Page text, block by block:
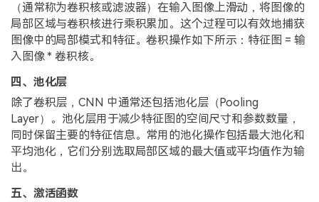
（通常称为卷积核或滤波器）在输入图像上滑动，将图像的
局部区域与卷积核进行乘积累加。这个过程可以有效地捕获
图像中的局部模式和特征。卷积操作如下所示：特征图 = 输
入图像 * 卷积核。
四、池化层
除了卷积层，CNN 中通常还包括池化层（Pooling
Layer）。池化层用于减少特征图的空间尺寸和参数数量，
同时保留主要的特征信息。常用的池化操作包括最大池化和
平均池化，它们分别选取局部区域的最大值或平均值作为输
出。
五、激活函数